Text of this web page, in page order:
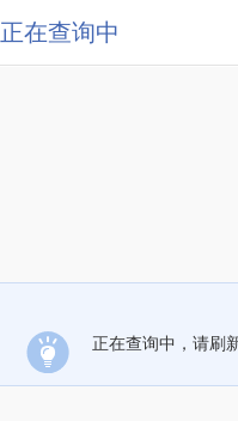
正在查询中
正在查询中，请刷